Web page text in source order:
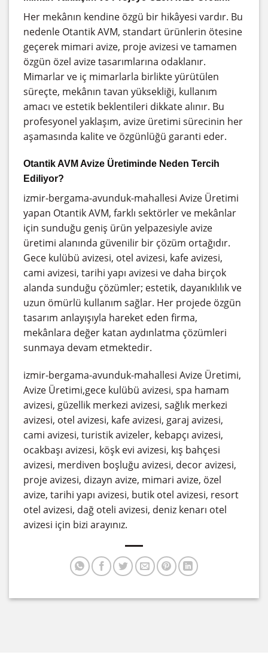
Her mekânın kendine özgü bir hikâyesi vardır. Bu
nedenle Otantik AVM, standart ürünlerin ötesine
geçerek mimari avize, proje avizesi ve tamamen
özgün özel avize tasarımlarına odaklanır.
Mimarlar ve iç mimarlarla birlikte yürütülen
süreçte, mekânın tavan yüksekliği, kullanım
amacı ve estetik beklentileri dikkate alınır. Bu
profesyonel yaklaşım, avize üretimi sürecinin her
aşamasında kalite ve özgünlüğü garanti eder.
Otantik AVM Avize Üretiminde Neden Tercih
Ediliyor?
izmir-bergama-avunduk-mahallesi Avize Üretimi
yapan Otantik AVM, farklı sektörler ve mekânlar
için sunduğu geniş ürün yelpazesiyle avize
üretimi alanında güvenilir bir çözüm ortağıdır.
Gece kulübü avizesi, otel avizesi, kafe avizesi,
cami avizesi, tarihi yapı avizesi ve daha birçok
alanda sunduğu çözümler; estetik, dayanıklılık ve
uzun ömürlü kullanım sağlar. Her projede özgün
tasarım anlayışıyla hareket eden firma,
mekânlara değer katan aydınlatma çözümleri
sunmaya devam etmektedir.
izmir-bergama-avunduk-mahallesi Avize Üretimi,
Avize Üretimi,gece kulübü avizesi, spa hamam
avizesi, güzellik merkezi avizesi, sağlık merkezi
avizesi, otel avizesi, kafe avizesi, garaj avizesi,
cami avizesi, turistik avizeler, kebapçı avizesi,
ocakbaşı avizesi, köşk evi avizesi, kış bahçesi
avizesi, merdiven boşluğu avizesi, decor avizesi,
proje avizesi, dizayn avize, mimari avize, özel
avize, tarihi yapı avizesi, butik otel avizesi, resort
otel avizesi, dağ oteli avizesi, deniz kenarı otel
avizesi için bizi arayınız.